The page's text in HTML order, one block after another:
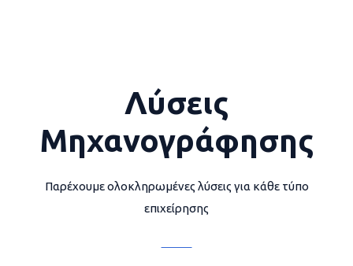
Λύσεις
Μηχανογράφησης
Παρέχουμε ολοκληρωμένες λύσεις για κάθε τύπο
επιχείρησης